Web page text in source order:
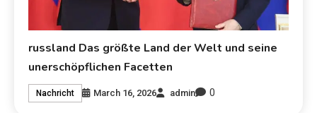
russland Das größte Land der Welt und seine
unerschöpflichen Facetten
Nachricht March 16, 2026 admin 0